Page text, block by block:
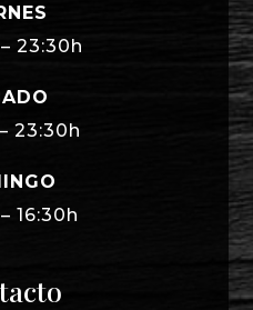
23:30h
23:30h
16:30h